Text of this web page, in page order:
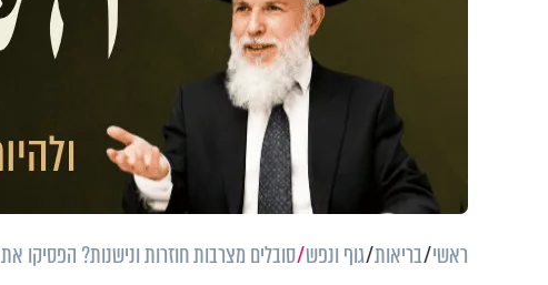
ראשי בריאות גוף ונפש סובלים מצרבות חוזרות ונישנות? הפסיקו את 5 ההרגלים הללו - מיד